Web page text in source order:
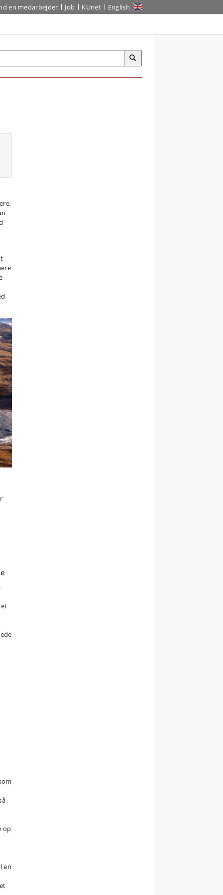
en medarbejder Job KUnet English
op
en